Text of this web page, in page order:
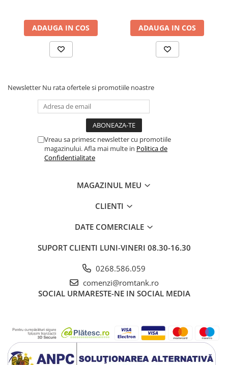
ADAUGA IN COS ADAUGA IN COS
Newsletter Nu rata ofertele si promotiile noastre
Vreau sa primesc newsletter cu promotiile
magazinului. Afla mai multe in Politica de
Confidentialitate
MAGAZINUL MEU
CLIENTI
DATE COMERCIALE
SUPORT CLIENTI LUNI-VINERI 08.30-16.30
0268.586.059
comenzi@romtank.ro
SOCIAL URMARESTE-NE IN SOCIAL MEDIA